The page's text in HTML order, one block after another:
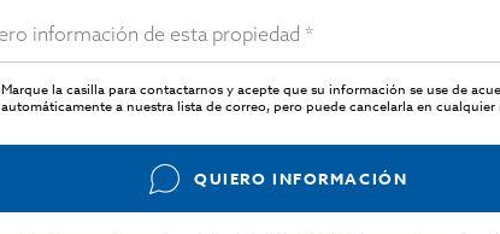
Marque la casilla para contactarnos y acepte que su información se use de
automáticamente a nuestra lista de correo, pero puede cancelarla en
QUIERO INFORMACIÓN